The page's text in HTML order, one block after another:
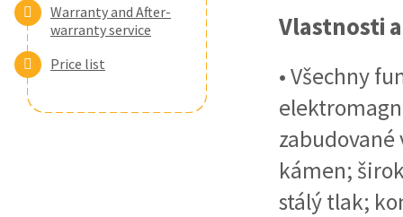
Vlastnosti
• Všechny
kámen;
stálý tlak;
Warranty and After-
warranty service
Price list